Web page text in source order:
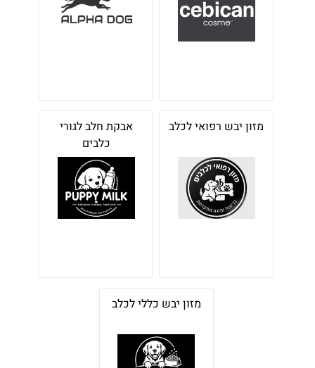
מזון יבש רפואי לכלב
אבקת חלב לגורי
כלבים
מזון יבש כללי לכלב